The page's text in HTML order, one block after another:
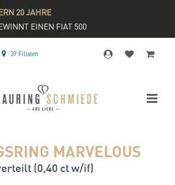
20 JAHRE
EINEN FIAT 500
37 Filialen
MARVELOUS
(0,40 ct w/if)